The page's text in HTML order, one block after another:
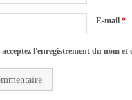
E-mail*
l'enregistrement du nom et